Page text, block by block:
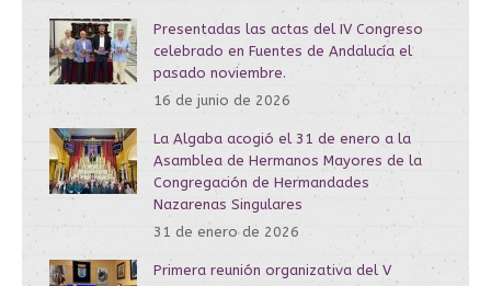
Presentadas las actas del IV Congreso
celebrado en Fuentes de Andalucía el
pasado noviembre.
16 de junio de 2026
La Algaba acogió el 31 de enero a la
Asamblea de Hermanos Mayores de la
Congregación de Hermandades
Nazarenas Singulares
31 de enero de 2026
Primera reunión organizativa del V